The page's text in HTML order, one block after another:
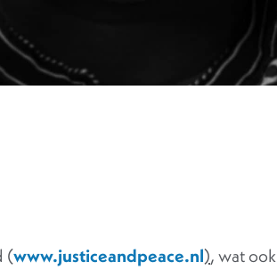
(www.justiceandpeace.nl), wat ook